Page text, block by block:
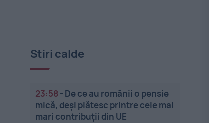
Stiri calde
23:58 - De ce au românii o pensie
mică, deși plătesc printre cele mai
mari contribuții din UE